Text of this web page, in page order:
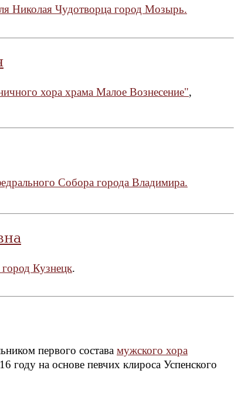
Николая Чудотворца город Мозырь.
хора храма Малое Вознесение",
Собора города Владимира.
Кузнецк.
первого состава мужского хора
году на основе певчих клироса Успенского